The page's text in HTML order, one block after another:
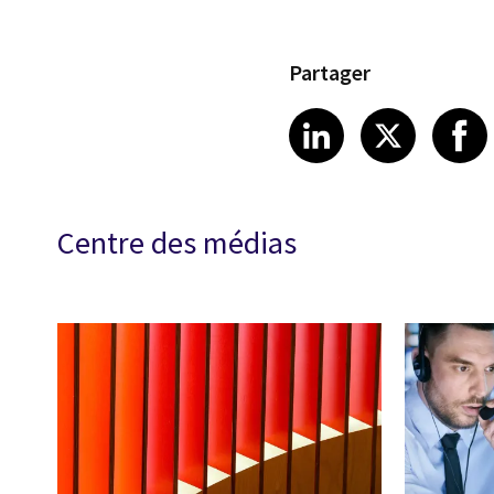
Partager
Share article
LinkedIn
Share
X
Centre des médias